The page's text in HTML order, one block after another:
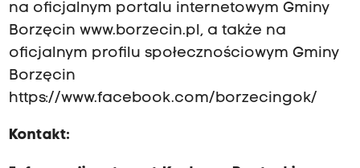
na oficjalnym portalu internetowym Gminy
Borzęcin www.borzecin.pl, a także na
oficjalnym profilu społecznościowym Gminy
Borzęcin
https://www.facebook.com/borzecingok/
Kontakt: